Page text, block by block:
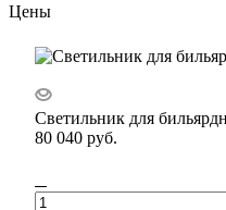
Цены
Светильник для
80 040 руб.